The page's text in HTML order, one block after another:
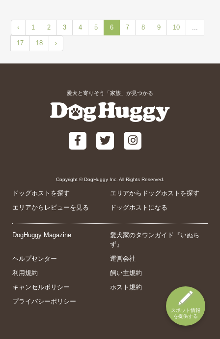
‹ 1 2 3 4 5 6 7 8 9 10 ...
17 18 ›
スポット情報
を提供する
愛犬と寄りそう「家族」が見つかる
Copyright © DogHuggy Inc. All Rights Reserved.
ドッグホストを探す
エリアからドッグホストを探す
エリアからレビューを見る
ドッグホストになる
DogHuggy Magazine
愛犬家のタウンガイド『いぬち
ず』
ヘルプセンター
運営会社
利用規約
飼い主規約
キャンセルポリシー
ホスト規約
プライバシーポリシー